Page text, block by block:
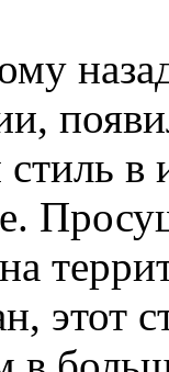
в
этот